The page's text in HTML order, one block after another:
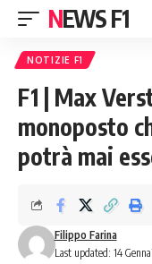
NEWS F1
NOTIZIE F1
F1 | Max
monoposto
potrà mai
Last updated: 14
Filippo Farina